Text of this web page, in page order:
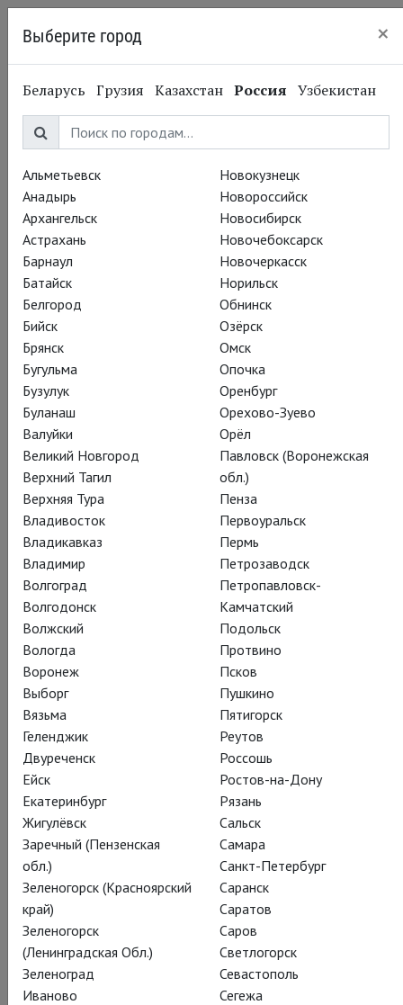
Антонин Дворжак
Русалка
Rusalka
Велика сила оперы: благодаря этому нежному сочинению
чешского романтика Дворжака весь мир знает волшебную
сказку восточных славян – проливает слезы над
несчастной любовью дочери Водяного к ветреному Принцу
и знает, кто такая Баба-яга (здесь эта старая колдунья, по-
чешски – Ежибаба, помогает Русалке обрести
человеческую душу в обмен на голос).
Премьерную постановку готовит классик американской
оперной режиссуры Мэри Циммерман. Русалкой же будет
изумительная латвийская певица Кристина Ополайс,
подлинная интернациональная дива, для которой роль
сказочной прелестницы стала почти визитной карточкой.
Партнеры Ополайс участвуют в нескольких постановках
сезона: «Водяной» Эрик Оуэнс был трубадуром в «Любви
издалека», «Баба-Яга» Джейми Бартон – Фененой в
«Набукко». Ну а Принца сыграет тенор из Монтаны
Брэндон Йованович, обладатель абсолютно голливудской
внешности – что и позволило именно ему появиться в
фильме «Квант милосердия» (Quantum of Solace, 2008), в
сцене, где члены зловещей Организации собираются на
опере «Тоска».
Выберите город ×
Беларусь Грузия Казахстан Россия Узбекистан
Альметьевск
Анадырь
Архангельск
Астрахань
Барнаул
Батайск
Белгород
Бийск
Брянск
Бугульма
Бузулук
Буланаш
Валуйки
Великий Новгород
Верхний Тагил
Верхняя Тура
Владивосток
Владикавказ
Владимир
Волгоград
Волгодонск
Волжский
Вологда
Воронеж
Выборг
Вязьма
Геленджик
Двуреченск
Ейск
Екатеринбург
Жигулёвск
Заречный (Пензенская
обл.)
Зеленогорск (Красноярский
край)
Зеленогорск
(Ленинградская Обл.)
Зеленоград
Иваново
Новокузнецк
Новороссийск
Новосибирск
Новочебоксарск
Новочеркасск
Норильск
Обнинск
Озёрск
Омск
Опочка
Оренбург
Орехово-Зуево
Орёл
Павловск (Воронежская
обл.)
Пенза
Первоуральск
Пермь
Петрозаводск
Петропавловск-
Камчатский
Подольск
Протвино
Псков
Пушкино
Пятигорск
Реутов
Россошь
Ростов-на-Дону
Рязань
Сальск
Самара
Санкт-Петербург
Саранск
Саратов
Саров
Светлогорск
Севастополь
Сегежа